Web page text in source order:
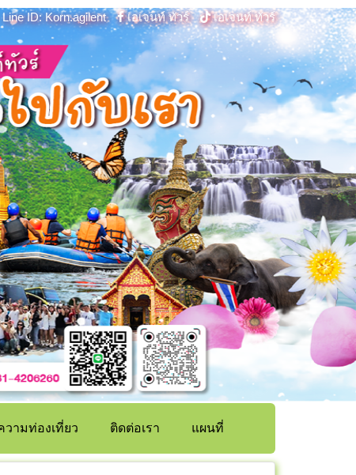
Line ID: Korn.agilent เอเจนท์ ทัวร์ เอเจนท์ ทัวร์
วามท่องเที่ยว ติดต่อเรา แผนที่